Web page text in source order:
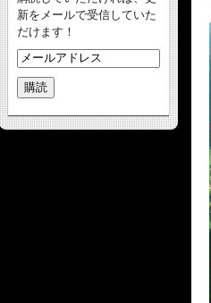
新をメールで受信していた
だけます！